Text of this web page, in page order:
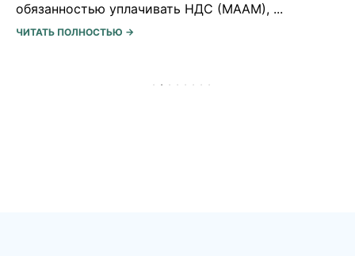
стране, погрузиться в ее культуру, ...
ЧИТАТЬ ПОЛНОСТЬЮ →